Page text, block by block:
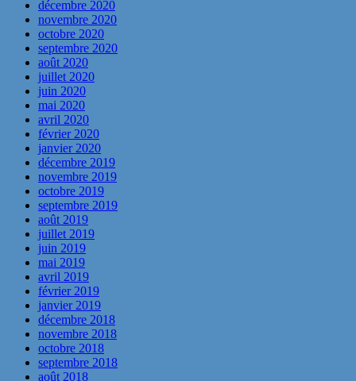
décembre 2020
novembre 2020
octobre 2020
septembre 2020
août 2020
juillet 2020
juin 2020
mai 2020
avril 2020
février 2020
janvier 2020
décembre 2019
novembre 2019
octobre 2019
septembre 2019
août 2019
juillet 2019
juin 2019
mai 2019
avril 2019
février 2019
janvier 2019
décembre 2018
novembre 2018
octobre 2018
septembre 2018
août 2018